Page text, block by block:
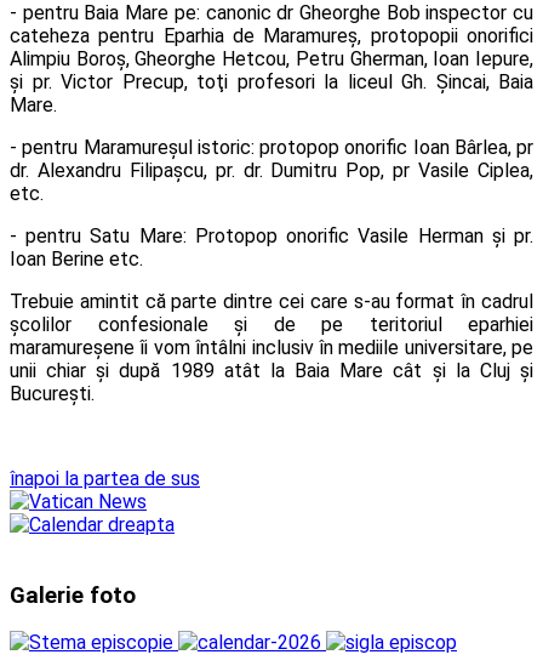
- pentru Baia Mare pe: canonic dr Gheorghe Bob inspector cu
cateheza pentru Eparhia de Maramureş, protopopii onorifici
Alimpiu Boroş, Gheorghe Hetcou, Petru Gherman, Ioan Iepure,
şi pr. Victor Precup, toţi profesori la liceul Gh. Şincai, Baia
Mare.
- pentru Maramureşul istoric: protopop onorific Ioan Bârlea, pr
dr. Alexandru Filipaşcu, pr. dr. Dumitru Pop, pr Vasile Ciplea,
etc.
- pentru Satu Mare: Protopop onorific Vasile Herman şi pr.
Ioan Berine etc.
Trebuie amintit că parte dintre cei care s-au format în cadrul
şcolilor confesionale şi de pe teritoriul eparhiei
maramureşene îi vom întâlni inclusiv în mediile universitare, pe
unii chiar şi după 1989 atât la Baia Mare cât şi la Cluj şi
Bucureşti.
înapoi la partea de sus
Galerie foto